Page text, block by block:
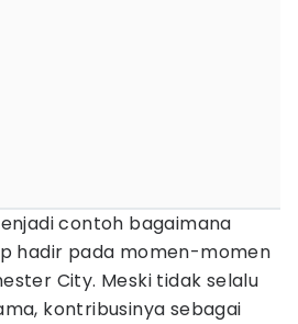
contoh bagaimana
hadir pada momen-momen
City. Meski tidak selalu
kontribusinya sebagai